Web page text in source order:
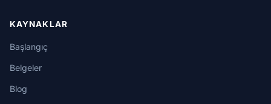
KAYNAKLAR
Başlangıç
Belgeler
Blog